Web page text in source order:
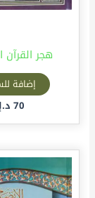
هجر
إضافة
70